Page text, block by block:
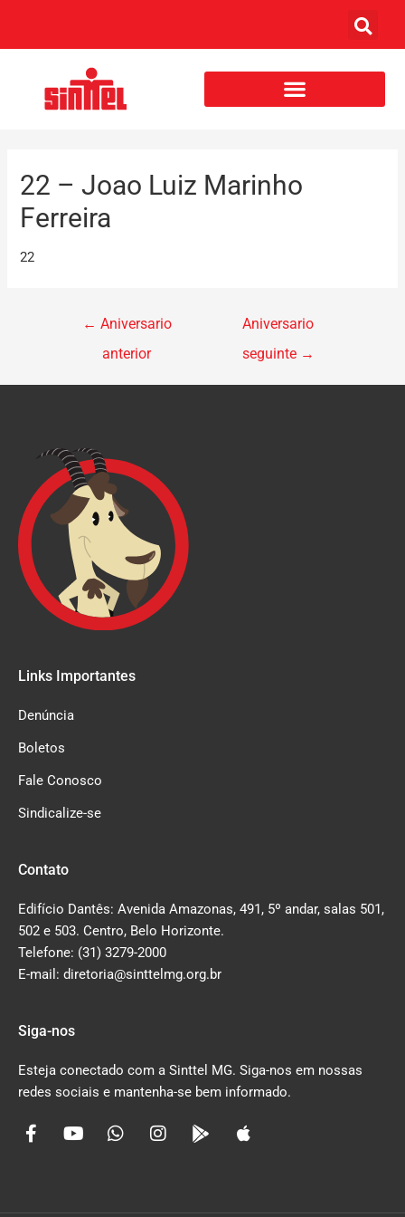
22 – Joao Luiz Marinho
Ferreira
22
← Aniversario
anterior
Aniversario
seguinte →
Links Importantes
Denúncia
Boletos
Fale Conosco
Sindicalize-se
Contato
Edifício Dantês: Avenida Amazonas, 491, 5º andar, salas 501,
502 e 503. Centro, Belo Horizonte.
Telefone: (31) 3279-2000
E-mail: diretoria@sinttelmg.org.br
Siga-nos
Esteja conectado com a Sinttel MG. Siga-nos em nossas
redes sociais e mantenha-se bem informado.